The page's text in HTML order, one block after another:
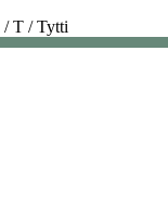
/T /Tytti